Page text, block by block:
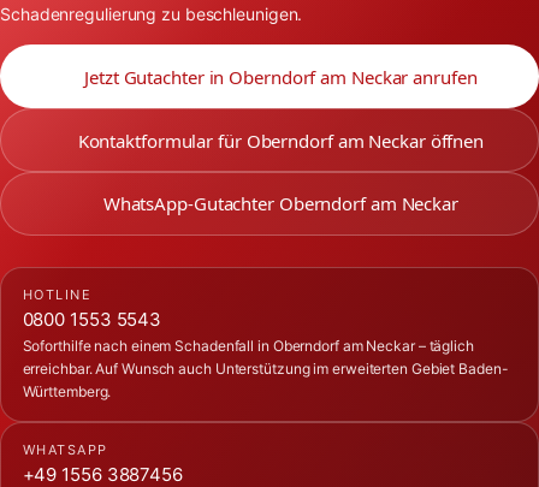
Schadenregulierung zu beschleunigen.
Jetzt Gutachter in Oberndorf am Neckar anrufen
Kontaktformular für Oberndorf am Neckar öffnen
WhatsApp-Gutachter Oberndorf am Neckar
HOTLINE
0800 1553 5543
Soforthilfe nach einem Schadenfall in Oberndorf am Neckar – täglich
erreichbar. Auf Wunsch auch Unterstützung im erweiterten Gebiet Baden-
Württemberg.
WHATSAPP
+49 1556 3887456